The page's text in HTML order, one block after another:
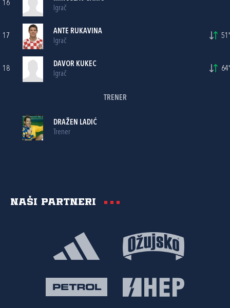
16
Igrač
17
ANTE RUKAVINA
Igrač
51'
18
DAVOR KUKEC
Igrač
64'
TRENER
DRAŽEN LADIĆ
Trener
Naši partneri